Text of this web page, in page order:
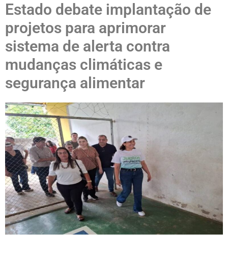
Estado debate implantação de
projetos para aprimorar
sistema de alerta contra
mudanças climáticas e
segurança alimentar